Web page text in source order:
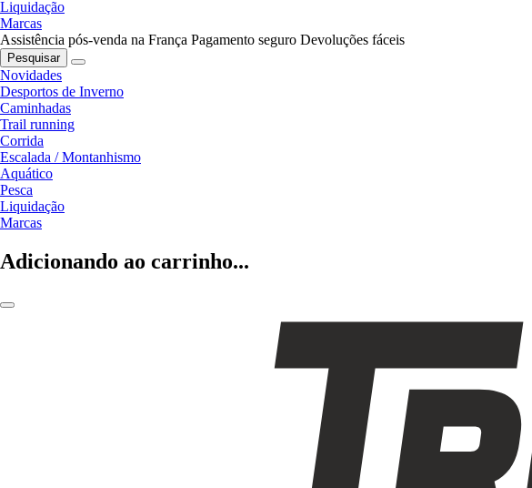
Liquidação
Marcas
Assistência pós-venda na França Pagamento seguro Devoluções fáceis
Pesquisar
Novidades
Desportos de Inverno
Caminhadas
Trail running
Corrida
Escalada / Montanhismo
Aquático
Pesca
Liquidação
Marcas
Adicionando ao carrinho...